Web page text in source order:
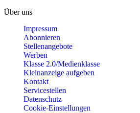
Über uns
Impressum
Abonnieren
Stellenangebote
Werben
Klasse 2.0/Medienklasse
Kleinanzeige aufgeben
Kontakt
Servicestellen
Datenschutz
Cookie-Einstellungen